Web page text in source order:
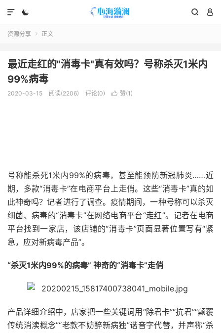
  

资源分享  正文
最近走红的"消毒卡"真有效吗？号称杀灭1米内
99%病毒
2020-03-15 阅读(2206) 评论(0)  赞(1 )
号称能杀死1米内99%的病毒，甚至能预防新冠肺炎……近
期，多款“消毒卡”在电商平台上走俏。这些“消毒卡”真的如
此神奇吗？记者进行了调查。疫情期间，一种号称可以杀灭
细菌、病毒的“消毒卡”在网络电商平台“走红”。记者在电商
平台找到一家店，该店铺的“消毒卡”页面显著位置写有“紧
急，应对新病毒产品”。
“杀灭1米内99%的病毒” 神奇的“消毒卡”走俏
产品详细介绍中，店家把一些关键词用“除君卡”“抗君”“颠覆
传统消渎概念”“老款不妨醉新病独”谐音字代替，并声称“杀